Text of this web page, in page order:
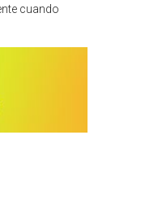
cuando